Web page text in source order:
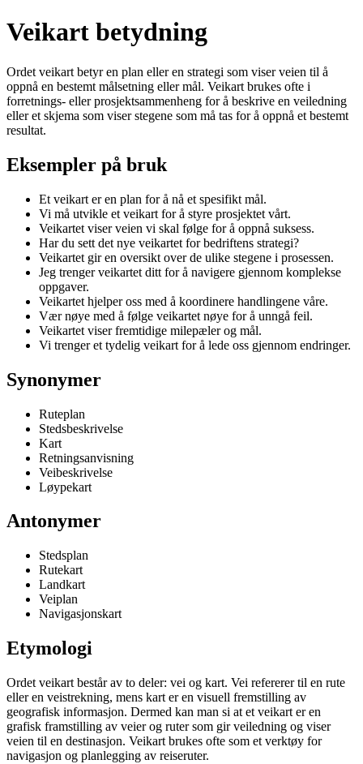
Veikart betydning
Ordet veikart betyr en plan eller en strategi som viser veien til å
oppnå en bestemt målsetning eller mål. Veikart brukes ofte i
forretnings- eller prosjektsammenheng for å beskrive en veiledning
eller et skjema som viser stegene som må tas for å oppnå et bestemt
resultat.
Eksempler på bruk
Et veikart er en plan for å nå et spesifikt mål.
Vi må utvikle et veikart for å styre prosjektet vårt.
Veikartet viser veien vi skal følge for å oppnå suksess.
Har du sett det nye veikartet for bedriftens strategi?
Veikartet gir en oversikt over de ulike stegene i prosessen.
Jeg trenger veikartet ditt for å navigere gjennom komplekse
oppgaver.
Veikartet hjelper oss med å koordinere handlingene våre.
Vær nøye med å følge veikartet nøye for å unngå feil.
Veikartet viser fremtidige milepæler og mål.
Vi trenger et tydelig veikart for å lede oss gjennom endringer.
Synonymer
Ruteplan
Stedsbeskrivelse
Kart
Retningsanvisning
Veibeskrivelse
Løypekart
Antonymer
Stedsplan
Rutekart
Landkart
Veiplan
Navigasjonskart
Etymologi
Ordet veikart består av to deler: vei og kart. Vei refererer til en rute
eller en veistrekning, mens kart er en visuell fremstilling av
geografisk informasjon. Dermed kan man si at et veikart er en
grafisk framstilling av veier og ruter som gir veiledning og viser
veien til en destinasjon. Veikart brukes ofte som et verktøy for
navigasjon og planlegging av reiseruter.